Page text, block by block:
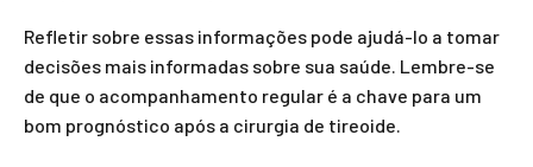
Refletir sobre essas informações pode ajudá-lo a tomar
decisões mais informadas sobre sua saúde. Lembre-se
de que o acompanhamento regular é a chave para um
bom prognóstico após a cirurgia de tireoide.